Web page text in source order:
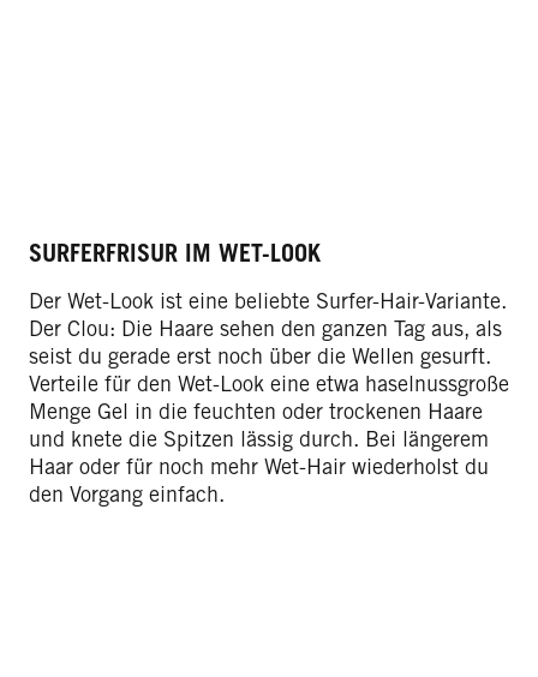
SURFERFRISUR IM WET-LOOK
Der Wet-Look ist eine beliebte Surfer-Hair-Variante.
Der Clou: Die Haare sehen den ganzen Tag aus, als
seist du gerade erst noch über die Wellen gesurft.
Verteile für den Wet-Look eine etwa haselnussgroße
Menge Gel in die feuchten oder trockenen Haare
und knete die Spitzen lässig durch. Bei längerem
Haar oder für noch mehr Wet-Hair wiederholst du
den Vorgang einfach.